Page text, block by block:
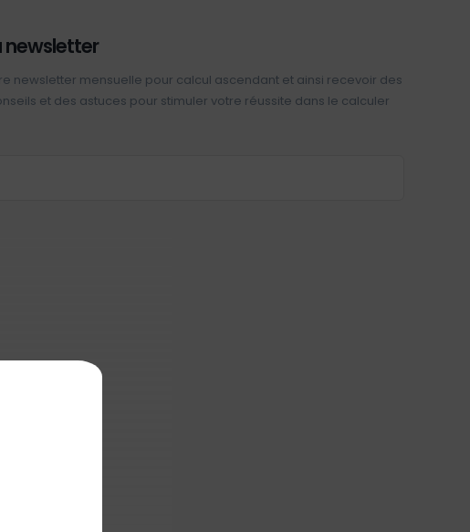
newsletter
newsletter mensuelle pour calcul ascendant et ainsi recevoir des
et des astuces pour stimuler votre réussite dans le calculer